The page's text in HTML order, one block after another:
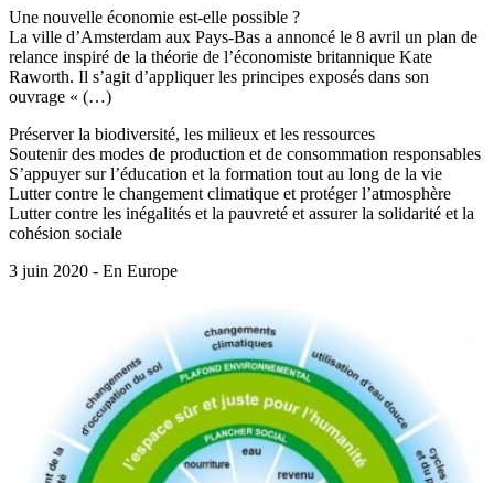
Une nouvelle économie est-elle possible ?
La ville d’Amsterdam aux Pays-Bas a annoncé le 8 avril un plan de
relance inspiré de la théorie de l’économiste britannique Kate
Raworth. Il s’agit d’appliquer les principes exposés dans son
ouvrage « (…)
Préserver la biodiversité, les milieux et les ressources
Soutenir des modes de production et de consommation responsables
S’appuyer sur l’éducation et la formation tout au long de la vie
Lutter contre le changement climatique et protéger l’atmosphère
Lutter contre les inégalités et la pauvreté et assurer la solidarité et la
cohésion sociale
3 juin 2020 - En Europe